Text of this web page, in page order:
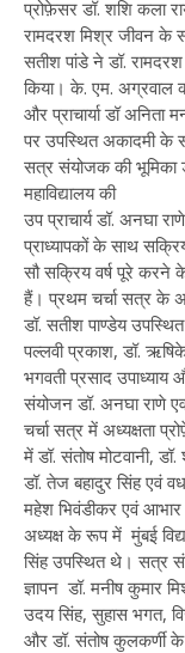
प्रोफ़ेसर डॉ. शशि कला
रामदरश मिश्र जीवन के
सतीश पांडे ने डॉ.
किया। के. एम. अग्रवाल
और प्राचार्या डॉ अनिता
पर उपस्थित अकादमी के
सत्र संयोजक की भूमिका
महाविद्यालय की
उप प्राचार्य डॉ. अनघा
प्राध्यापकों के साथ
सौ सक्रिय वर्ष पूरे करने
हैं। प्रथम चर्चा सत्र के
डॉ. सतीश पाण्डेय
पल्लवी प्रकाश, डॉ.
भगवती प्रसाद उपाध्याय
संयोजन डॉ. अनघा राणे
चर्चा सत्र में अध्यक्षता
में डॉ. संतोष मोटवानी,
डॉ. तेज बहादुर सिंह एवं
महेश भिवंडीकर एवं आभार
अध्यक्ष के रूप में मुंबई
सिंह उपस्थित थे। सत्र
ज्ञापन डॉ. मनीष कुमार
उदय सिंह, सुहास भगत,
और डॉ. संतोष कुलकर्णी के